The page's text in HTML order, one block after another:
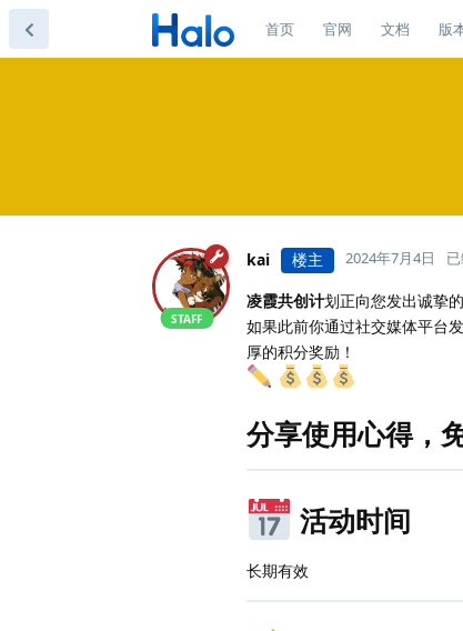
首页 官网 文档 版
kai 楼主
STAFF
2024年7月4日
凌霞共创计划正向您发出诚挚
如果此前你通过社交媒体平台
厚的积分奖励！
分享使用心得，
活动时间
长期有效